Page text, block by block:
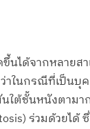
นได้จากหลา
ในกรณีที่เป็น
ใต้ชั้นหนังตาม
ร่วมด้วยไ